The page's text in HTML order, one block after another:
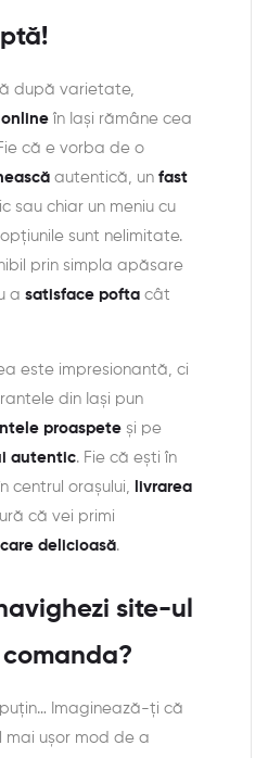
după varietate,
în Iași rămâne cea
că e vorba de o
autentică, un fast
sau chiar un meniu cu
, opţiunile sunt nelimitate.
prin simpla apăsare
a satisface pofta cât
este impresionantă, ci
din Iași pun
proaspete și pe
autentic. Fie că ești în
centrul orașului,
livrarea
că vei primi
delicioasă.
site-ul
Imaginează-ți că
mai ușor mod de a